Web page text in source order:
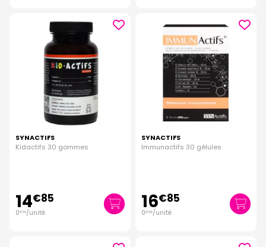
SYNACTIFS
Kidactifs 30 gommes
14€85
0€50/unité
SYNACTIFS
Immunactifs 30 gélules
16€85
0€56/unité